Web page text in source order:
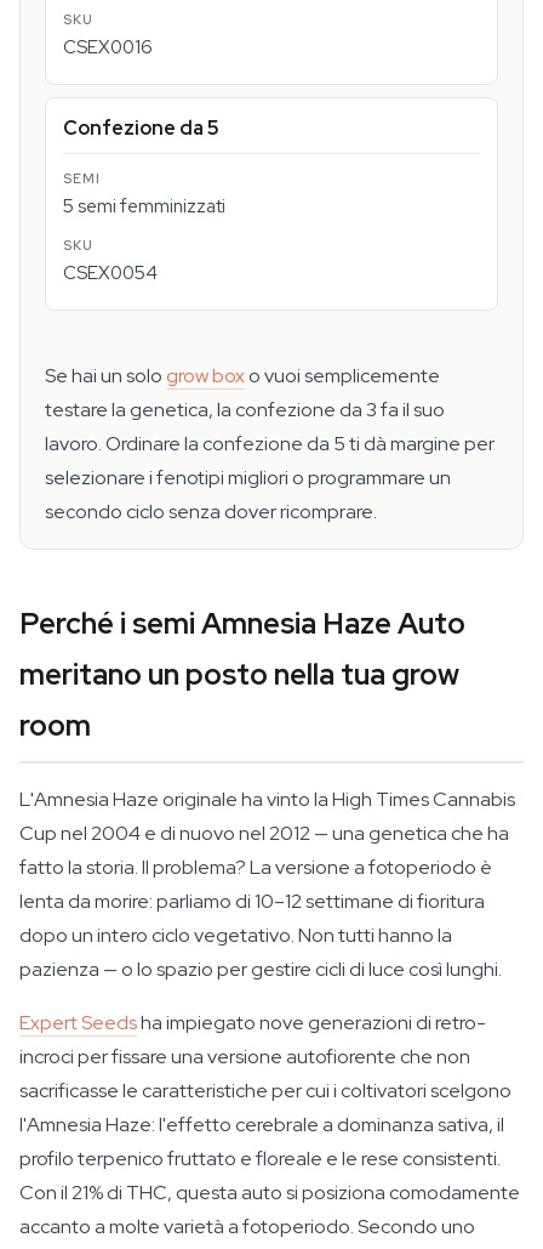
CSEX0016
Confezione da 5
5 semi femminizzati
CSEX0054
Se hai un solo grow boxo vuoi semplicemente
testare la genetica, la confezione da 3 fa il suo
lavoro. Ordinare la confezione da 5 ti dà margine per
selezionare i fenotipi migliori o programmare un
secondo ciclo senza dover ricomprare.
Perché i semi Amnesia Haze Auto
meritano un posto nella tua grow
room
L'Amnesia Haze originale ha vinto la High Times Cannabis
Cup nel 2004 e di nuovo nel 2012 — una genetica che ha
fatto la storia. Il problema? La versione a fotoperiodo è
lenta da morire: parliamo di 10–12 settimane di fioritura
dopo un intero ciclo vegetativo. Non tutti hanno la
pazienza — o lo spazio per gestire cicli di luce così lunghi.
Expert Seedsha impiegato nove generazioni di retro-
incroci per fissare una versione autofiorente che non
sacrificasse le caratteristiche per cui i coltivatori scelgono
l'Amnesia Haze: l'effetto cerebrale a dominanza sativa, il
profilo terpenico fruttato e floreale e le rese consistenti.
Con il 21% di THC, questa auto si posiziona comodamente
accanto a molte varietà a fotoperiodo. Secondo uno